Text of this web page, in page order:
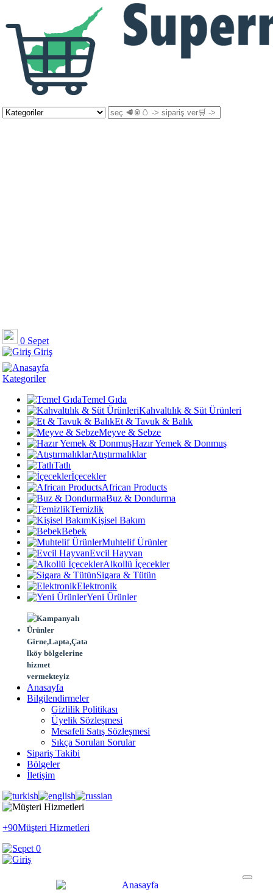
0 Sepet
Giriş
Kategoriler
Temel Gıda
Kahvaltılık & Süt Ürünleri
Et & Tavuk & Balık
Meyve & Sebze
Hazır Yemek & Donmuş
Atıştırmalıklar
Tatlı
İçecekler
African Products
Buz & Dondurma
Temizlik
Kişisel Bakım
Bebek
Muhtelif Ürünler
Evcil Hayvan
Alkollü İçecekler
Sigara & Tütün
Elektronik
Yeni Ürünler
Girne,Lapta,Çata
lköy bölgelerine
hizmet
vermekteyiz
Anasayfa
Bilgilendirmeler
Gizlilik Politikası
Üyelik Sözleşmesi
Mesafeli Satış Sözleşmesi
Sıkça Sorulan Sorular
Sipariş Takibi
Bölgeler
İletişim
+90Müşteri Hizmetleri
0